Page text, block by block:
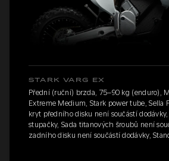
STARK VARG EX
Přední (ruční) brzda, 75–90 kg (enduro),
Extreme Medium, Stark power tube, Sella
kryt předního disku není součástí
stupačky, Sada titanových šroubů není
zadního disku není součástí dodávky,